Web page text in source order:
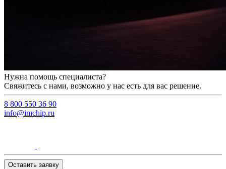
Нужна помощь специалиста?
Свяжитесь с нами, возможно у нас есть для вас решение.
8 800 550 36 90
info@imchip.ru
Оставить заявку